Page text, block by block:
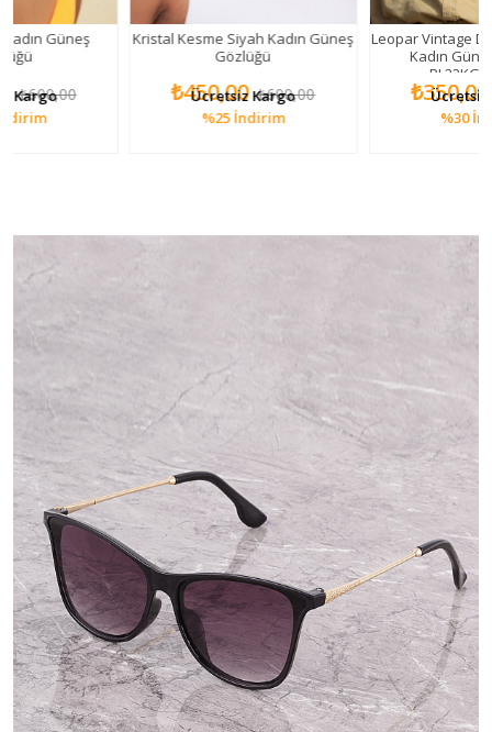
Kristal Kesme Siyah Kadın Güneş
₺450,00 ₺600,00
İndirim
Ücretsiz Kargo
Leopar Vintage Dikdörtgen
Kadın Güneş Gözlüğü
PL22KG004R004
₺350,00 ₺500,00
İndirim
Ücretsiz Kargo